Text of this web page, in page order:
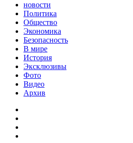
новости
Политика
Общество
Экономика
Безопасность
В мире
История
Эксклюзивы
Фото
Видео
Архив